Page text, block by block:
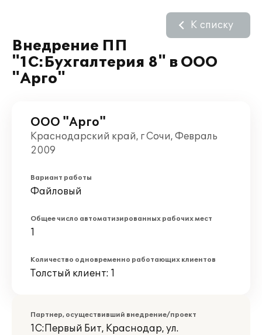
Внедрение ПП
"1С:Бухгалтерия 8" в ООО
"Арго"
К списку
ООО "Арго"
Краснодарский край, г Сочи, Февраль
2009
Вариант работы
Файловый
Общее число автоматизированных рабочих мест
1
Количество одновременно работающих клиентов
Толстый клиент: 1
Партнер, осуществивший внедрение/проект
1С:Первый Бит, Краснодар, ул.